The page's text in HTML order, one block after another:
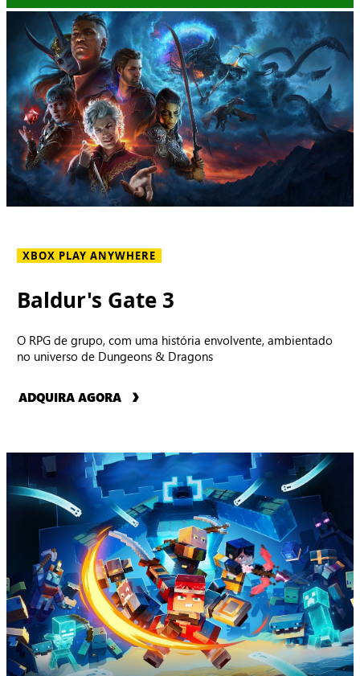
XBOX PLAY ANYWHERE
Baldur's Gate 3
O RPG de grupo, com uma história envolvente, ambientado
no universo de Dungeons & Dragons
ADQUIRA AGORA